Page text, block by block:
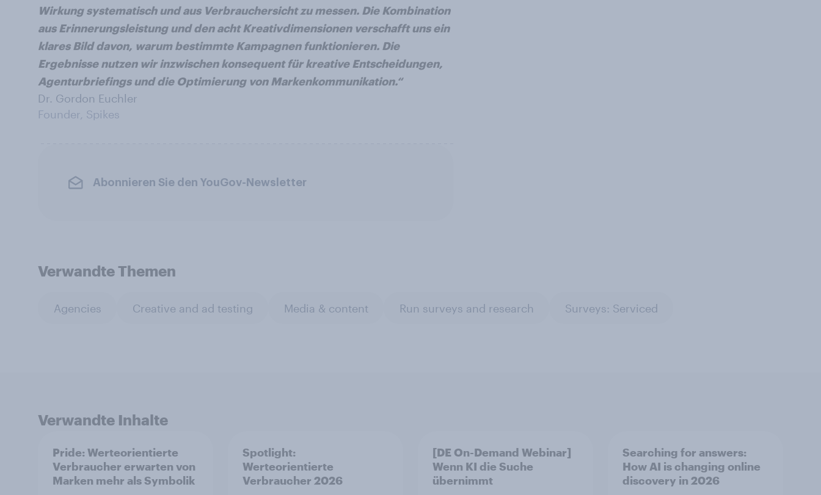
Wirkung systematisch und aus Verbrauchersicht zu messen. Die Kombination
aus Erinnerungsleistung und den acht Kreativdimensionen verschafft uns ein
klares Bild davon, warum bestimmte Kampagnen funktionieren. Die
Ergebnisse nutzen wir inzwischen konsequent für kreative Entscheidungen,
Agenturbriefings und die Optimierung von Markenkommunikation.“
Dr. Gordon Euchler
Founder, Spikes
Abonnieren Sie den YouGov-Newsletter
Verwandte Themen
Agencies Creative and ad testing Media & content Run surveys and research Surveys: Serviced
Verwandte Inhalte
Pride: Werteorientierte
Verbraucher erwarten von
Marken mehr als Symbolik
Spotlight:
Werteorientierte
Verbraucher 2026
[DE On-Demand Webinar]
Wenn KI die Suche
übernimmt
Searching for answers:
How AI is changing online
discovery in 2026